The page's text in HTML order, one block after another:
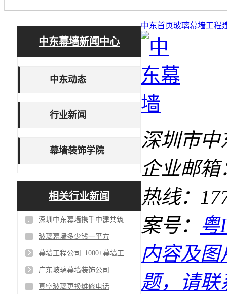
中东幕墙新闻中心
中东动态
行业新闻
幕墙装饰学院
相关行业新闻
深圳中东幕墙携手中建共筑单元式幕墙工程_争创一流幕墙工程公司
玻璃幕墙多少钱一平方
幕墙工程公司_1000+幕墙工程客户案例
广东玻璃幕墙装饰公司
真空玻璃更换维修电话
中东首页玻璃幕墙工程
深圳市中
企业邮箱
热线：
案号： 粤
内容及
题，请联